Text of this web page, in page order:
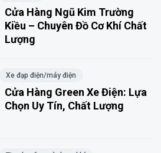
Cửa Hàng Ngũ Kim Trường
Kiều – Chuyên Đồ Cơ Khí Chất
Lượng
Xe đạp điện/máy điện
Cửa Hàng Green Xe Điện: Lựa
Chọn Uy Tín, Chất Lượng